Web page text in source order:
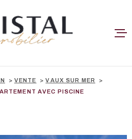
VENTE
VAUX SUR MER
AVEC PISCINE